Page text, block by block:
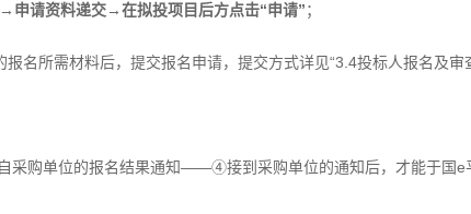
申请资料递交→在拟投项目后方点击“申请”；
名所需材料后，提交报名申请，提交方式详见“3.4投标人报名及审
单位的报名结果通知——④接到采购单位的通知后，才能于国e